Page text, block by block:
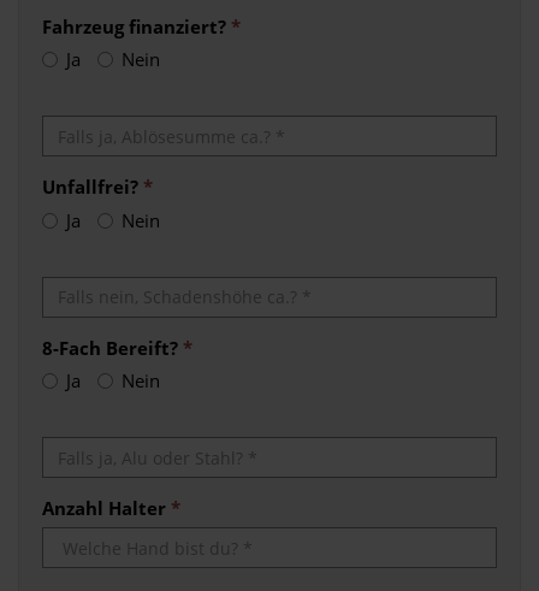
Fahrzeug finanziert? *
Ja
Nein
Unfallfrei? *
Ja
Nein
8-Fach Bereift? *
Ja
Nein
Anzahl Halter *